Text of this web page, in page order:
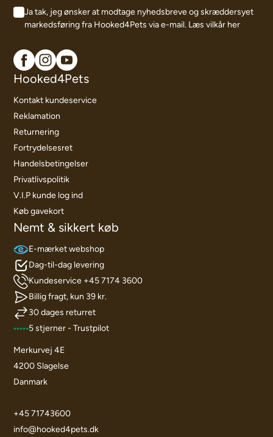
Ja tak, jeg ønsker at modtage nyhedsbreve og skræddersyet
markedsføring fra Hooked4Pets via e-mail. Læs vilkår her
Hooked4Pets
Kontakt kundeservice
Reklamation
Returnering
Fortrydelsesret
Handelsbetingelser
Privatlivspolitik
V.I.P kunde log ind
Køb gavekort
Nemt & sikkert køb
E-mærket webshop
Dag-til-dag levering
Kundeservice +45 7174 3600
Billig fragt, kun 39 kr.
30 dages returret
5 stjerner - Trustpilot
Merkurvej 4E
4200 Slagelse
Danmark
+45 71743600
info@hooked4pets.dk